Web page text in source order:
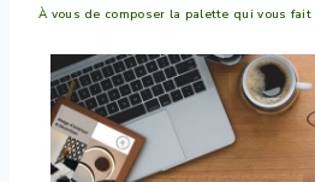
À vous de composer la palette qui vous fait